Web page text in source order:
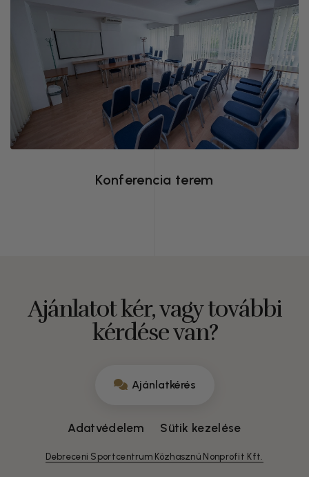
A Sporthotel felszerelt, 40 és 60 m2-es
rendezvényteremmel várja vendégeit.
Konferencia terem
Ajánlatot kér, vagy további
kérdése van?
Ajánlatkérés
Adatvédelem Sütik kezelése
Debreceni Sportcentrum Közhasznú Nonprofit Kft.